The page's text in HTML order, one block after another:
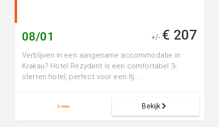
08/01 +/- € 207
Verblijven in een aangename accommodatie in
Krakau? Hotel Rezydent is een comfortabel 3-
sterren hotel, perfect voor een fij...
Bekijk